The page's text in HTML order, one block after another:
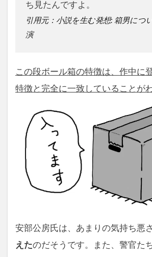
ち見たんですよ。
引用元：小説を生む発想: 箱男につ
演
この段ボール箱の特徴は、作中に
特徴と完全に一致していることが
安部公房氏は、あまりの気持ち悪
えたのだそうです。また、警官た